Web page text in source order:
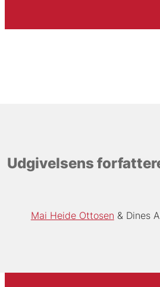
Udgivelsens
Mai Heide Ottosen Dines